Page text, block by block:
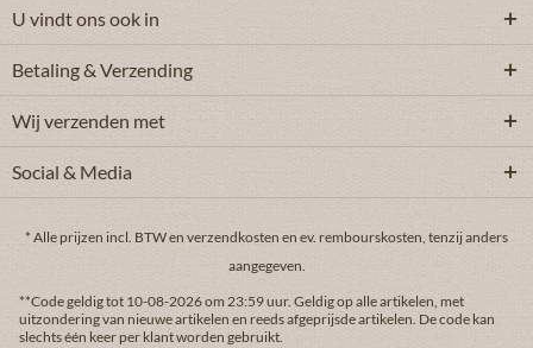
U vindt ons ook in
Betaling & Verzending
Wij verzenden met
Social & Media
* Alle prijzen incl. BTW en verzendkosten en ev. rembourskosten, tenzij anders
aangegeven.
**Code geldig tot 10-08-2026 om 23:59 uur. Geldig op alle artikelen, met
uitzondering van nieuwe artikelen en reeds afgeprijsde artikelen. De code kan
slechts één keer per klant worden gebruikt.